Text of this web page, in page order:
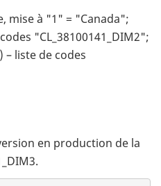
mise à "1" = "Canada";
"CL_38100141_DIM2";
liste de codes
en production de la